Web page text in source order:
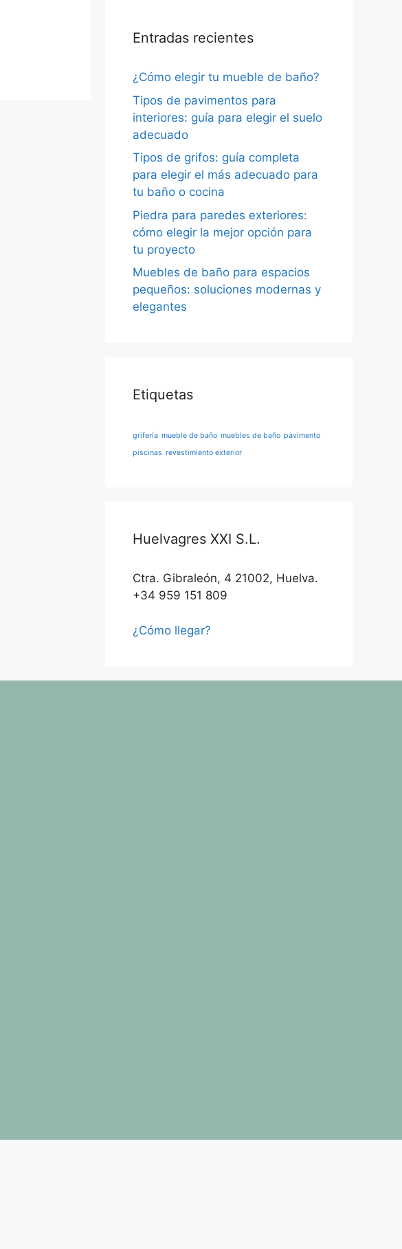
Entradas recientes
¿Cómo elegir tu mueble de baño?
Tipos de pavimentos para
interiores: guía para elegir el suelo
adecuado
Tipos de grifos: guía completa
para elegir el más adecuado para
tu baño o cocina
Piedra para paredes exteriores:
cómo elegir la mejor opción para
tu proyecto
Muebles de baño para espacios
pequeños: soluciones modernas y
elegantes
Etiquetas
grifería mueble de baño muebles de baño pavimento
piscinas revestimiento exterior
Huelvagres XXI S.L.
Ctra. Gibraleón, 4 21002, Huelva.
+34 959 151 809
¿Cómo llegar?